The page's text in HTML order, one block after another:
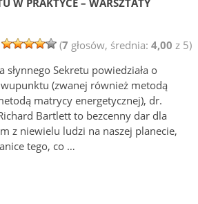
(7 głosów, średnia: 4,00 z 5)
słynnego Sekretu powiedziała o
(zwanej również metodą
matrycy energetycznej), dr.
Bartlett to bezcenny dar dla
z niewielu ludzi na naszej planecie,
tego, co …